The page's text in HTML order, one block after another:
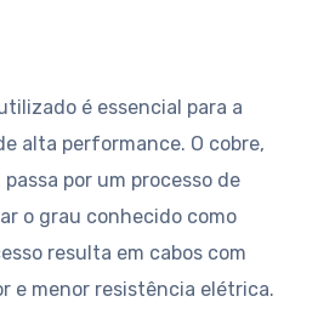
é essencial para a
alta performance. O cobre,
por um processo de
o grau conhecido como
resulta em cabos com
e menor resistência elétrica.